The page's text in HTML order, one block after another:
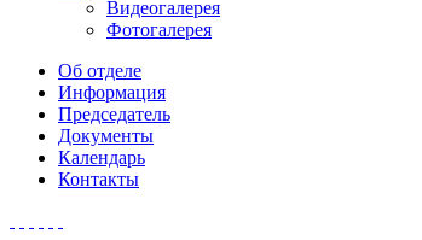
Видеогалерея
Фотогалерея
Об отделе
Информация
Председатель
Документы
Календарь
Контакты